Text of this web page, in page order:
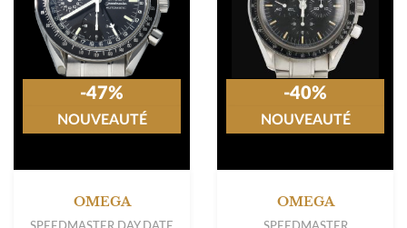
OMEGA
SPEEDMASTER DAY DATE
-47%
NOUVEAUTÉ
OMEGA
SPEEDMASTER
-40%
NOUVEAUTÉ